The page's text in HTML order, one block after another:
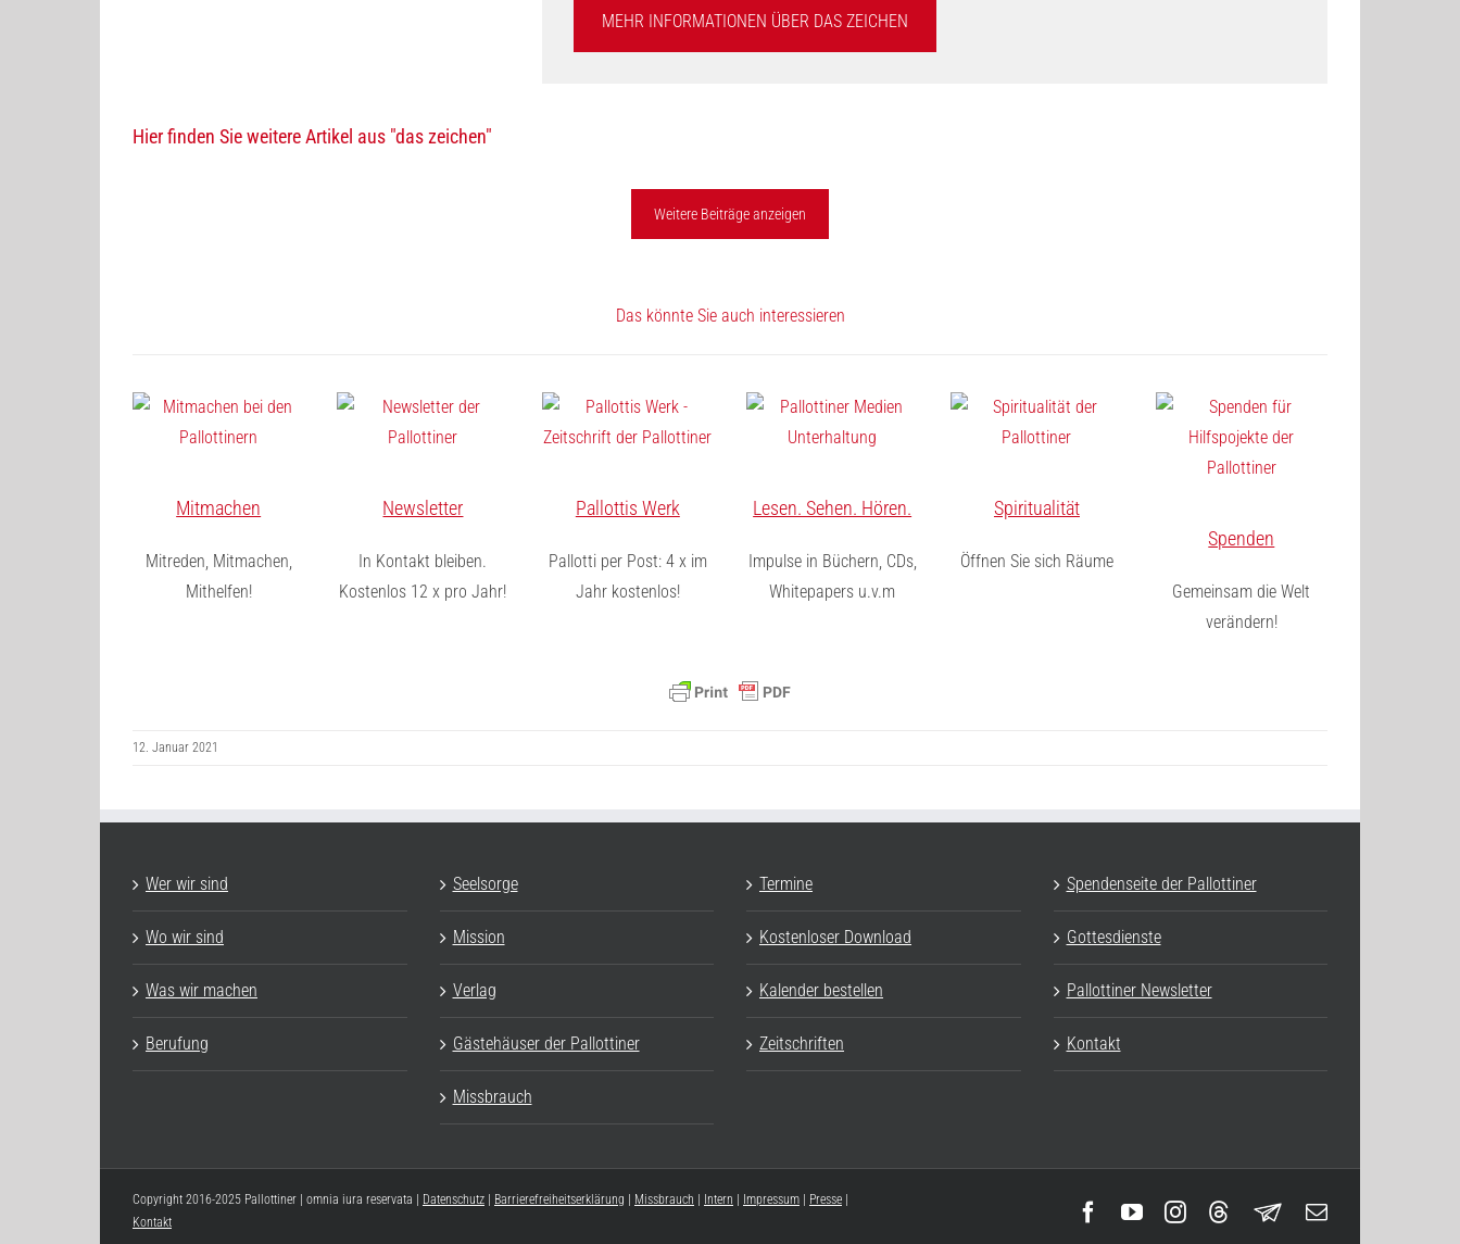
MEHR INFORMATIONEN ÜBER DAS ZEICHEN
Hier finden Sie weitere Artikel aus "das zeichen"
Weitere Beiträge anzeigen
Das könnte Sie auch interessieren
Mitmachen
Mitreden, Mitmachen,
Mithelfen!
Newsletter
In Kontakt bleiben.
Kostenlos 12 x pro Jahr!
Pallottis Werk
Pallotti per Post: 4 x im
Jahr kostenlos!
Lesen. Sehen. Hören.
Impulse in Büchern, CDs,
Whitepapers u.v.m
Spiritualität
Öffnen Sie sich Räume
Spenden
Gemeinsam die Welt
verändern!
12. Januar 2021
Wer wir sind
Wo wir sind
Was wir machen
Berufung
Seelsorge
Mission
Verlag
Gästehäuser der Pallottiner
Missbrauch
Termine
Kostenloser Download
Kalender bestellen
Zeitschriften
Spendenseite der Pallottiner
Gottesdienste
Pallottiner Newsletter
Kontakt
Copyright 2016-2025 Pallottiner | omnia iura reservata | Datenschutz | Barrierefreiheitserklärung | Missbrauch | Intern | Impressum | Presse |
Kontakt
Facebook
YouTubeInstagram
Threads
Newsletter
E-